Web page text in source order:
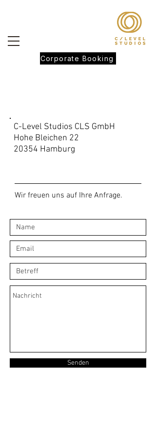
Corporate Booking
C-Level Studios CLS GmbH
Hohe Bleichen 22
20354 Hamburg
Wir freuen uns auf Ihre Anfrage.
Senden